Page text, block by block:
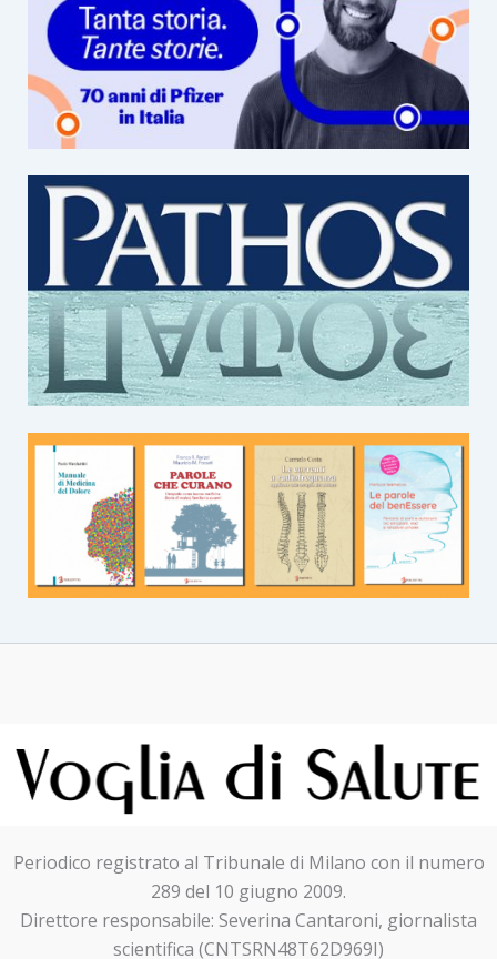
Periodico registrato al Tribunale di Milano con il numero
289 del 10 giugno 2009.
Direttore responsabile: Severina Cantaroni, giornalista
scientifica (CNTSRN48T62D969I)